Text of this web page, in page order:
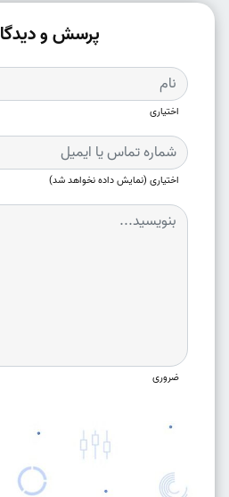
پرسش و
اختیاری
اختیاری (نمایش داده نخواهد شد)
ضروری